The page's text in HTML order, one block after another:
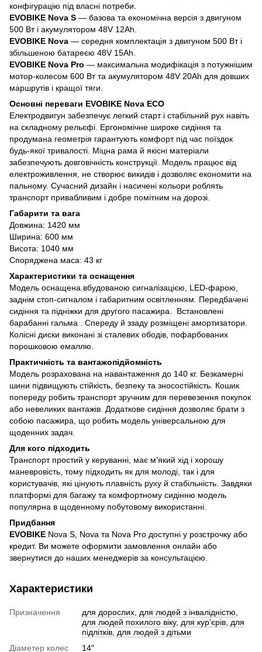
конфігурацію під власні потреби.
EVOBIKE Nova S — базова та економічна версія з двигуном
500 Вт і акумулятором 48V 12Ah.
EVOBIKE Nova — середня комплектація з двигуном 500 Вт і
збільшеною батареєю 48V 15Ah.
EVOBIKE Nova Pro — максимальна модифікація з потужнішим
мотор-колесом 600 Вт та акумулятором 48V 20Ah для довших
маршрутів і кращої тяги.
Основні переваги EVOBIKE Nova ECO
Електродвигун забезпечує легкий старт і стабільний рух навіть
на складному рельєфі. Ергономічне широке сидіння та
продумана геометрія гарантують комфорт під час поїздок
будь-якої тривалості. Міцна рама й якісні матеріали
забезпечують довговічність конструкції. Модель працює від
електроживлення, не створює викидів і дозволяє економити на
пальному. Сучасний дизайн і насичені кольори роблять
транспорт привабливим і добре помітним на дорозі.
Габарити та вага
Довжина: 1420 мм
Ширина: 600 мм
Висота: 1040 мм
Споряджена маса: 43 кг
Характеристики та оснащення
Модель оснащена вбудованою сигналізацією, LED-фарою,
заднім стоп-сигналом і габаритним освітленням. Передбачені
сидіння та підніжки для другого пасажира. Встановлені
барабанні гальма . Спереду й ззаду розміщені амортизатори.
Колісні диски виконані зі сталевих ободів, пофарбованих
порошковою емаллю.
Практичність та вантажопідйомність
Модель розрахована на навантаження до 140 кг. Безкамерні
шини підвищують стійкість, безпеку та зносостійкість. Кошик
попереду робить транспорт зручним для перевезення покупок
або невеликих вантажів. Додаткове сидіння дозволяє брати з
собою пасажира, що робить модель універсальною для
щоденних задач.
Для кого підходить
Транспорт простий у керуванні, має м’який хід і хорошу
маневровість, тому підходить як для молоді, так і для
користувачів, які цінують плавність руху й стабільність. Завдяки
платформі для багажу та комфортному сидінню модель
популярна в щоденному побутовому використанні.
Придбання
EVOBIKE Nova S, Nova та Nova Pro доступні у розстрочку або
кредит. Ви можете оформити замовлення онлайн або
звернутися до наших менеджерів за консультацією.
Характеристики
Призначення для дорослих для людей з інвалідністю
для людей похилого віку, для курʼєрів для
підлітків для людей з дітьми
Діаметер колес
14"